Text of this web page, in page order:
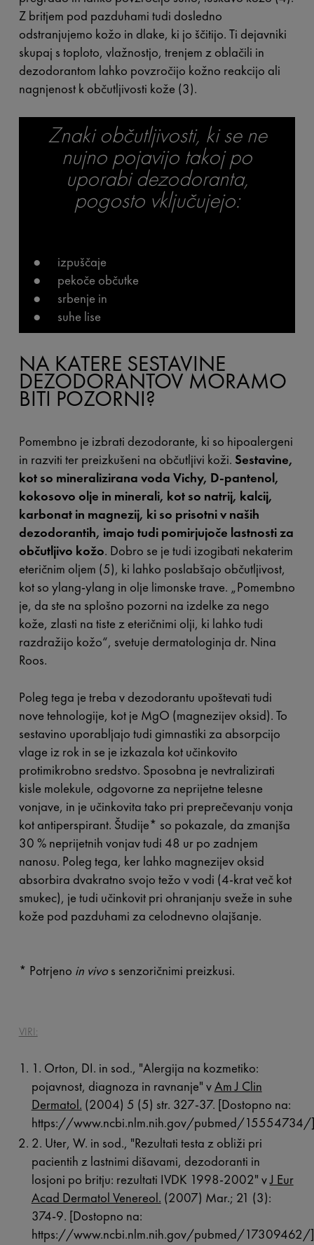
Z britjem pod pazduhami tudi dosledno
odstranjujemo kožo in dlake, ki jo ščitijo. Ti dejavniki
skupaj s toploto, vlažnostjo, trenjem z oblačili in
dezodorantom lahko povzročijo kožno reakcijo ali
nagnjenost k občutljivosti kože (3).
Znaki občutljivosti, ki se ne
nujno pojavijo takoj po
uporabi dezodoranta,
pogosto vključujejo:
● izpuščaje
● pekoče občutke
● srbenje in
● suhe lise
NA KATERE SESTAVINE
DEZODORANTOV MORAMO
BITI POZORNI?
Pomembno je izbrati dezodorante, ki so hipoalergeni
in razviti ter preizkušeni na občutljivi koži. Sestavine,
kot so mineralizirana voda Vichy, D-pantenol,
kokosovo olje in minerali, kot so natrij, kalcij,
karbonat in magnezij, ki so prisotni v naših
dezodorantih, imajo tudi pomirjujoče lastnosti za
občutljivo kožo. Dobro se je tudi izogibati nekaterim
eteričnim oljem (5), ki lahko poslabšajo občutljivost,
kot so ylang-ylang in olje limonske trave. „Pomembno
je, da ste na splošno pozorni na izdelke za nego
kože, zlasti na tiste z eteričnimi olji, ki lahko tudi
razdražijo kožo“, svetuje dermatologinja dr. Nina
Roos.
Poleg tega je treba v dezodorantu upoštevati tudi
nove tehnologije, kot je MgO (magnezijev oksid). To
sestavino uporabljajo tudi gimnastiki za absorpcijo
vlage iz rok in se je izkazala kot učinkovito
protimikrobno sredstvo. Sposobna je nevtralizirati
kisle molekule, odgovorne za neprijetne telesne
vonjave, in je učinkovita tako pri preprečevanju vonja
kot antiperspirant. Študije* so pokazale, da zmanjša
30 % neprijetnih vonjav tudi 48 ur po zadnjem
nanosu. Poleg tega, ker lahko magnezijev oksid
absorbira dvakratno svojo težo v vodi (4-krat več kot
smukec), je tudi učinkovit pri ohranjanju sveže in suhe
kože pod pazduhami za celodnevno olajšanje.
* Potrjeno in vivos senzoričnimi preizkusi.
VIRI:
1. Orton, DI. in sod., "Alergija na kozmetiko:
pojavnost, diagnoza in ravnanje" vAm J Clin
Dermatol. (2004) 5 (5) str. 327-37. [Dostopno na:
https://www.ncbi.nlm.nih.gov/pubmed/15554734/]
2. Uter, W. in sod., "Rezultati testa z obliži pri
pacientih z lastnimi dišavami, dezodoranti in
losjoni po britju: rezultati IVDK 1998-2002" vJ Eur
Acad Dermatol Venereol. (2007) Mar.; 21 (3):
374-9. [Dostopno na:
https://www.ncbi.nlm.nih.gov/pubmed/17309462/]